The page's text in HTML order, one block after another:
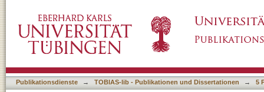
Publikationsdienste → TOBIAS-lib - Publikationen und Dissertationen → 5